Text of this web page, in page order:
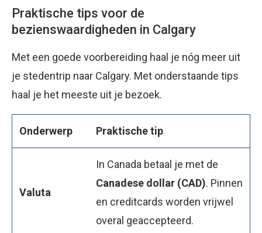
Praktische tips voor de
bezienswaardigheden in Calgary
Met een goede voorbereiding haal je nóg meer uit
je stedentrip naar Calgary. Met onderstaande tips
haal je het meeste uit je bezoek.
Onderwerp Praktische tip
Valuta
In Canada betaal je met de
Canadese dollar (CAD). Pinnen
en creditcards worden vrijwel
overal geaccepteerd.